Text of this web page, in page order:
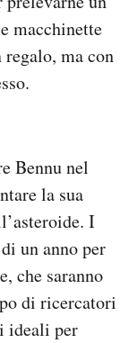
macchinette
ma con
Bennu nel
la sua
I
un anno per
che saranno
di ricercatori
ideali per